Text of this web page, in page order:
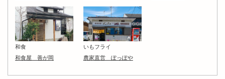
和食
和食屋 善が岡
いもフライ
農家直営 ぽっぽや